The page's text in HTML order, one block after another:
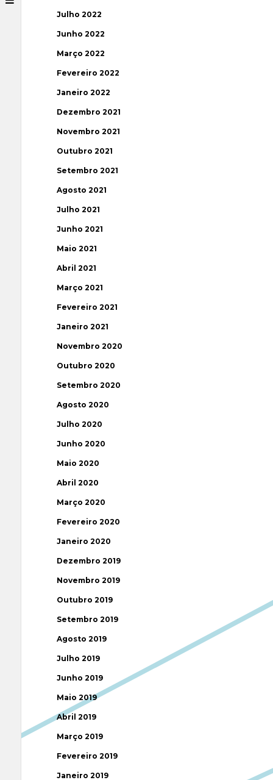
Julho 2022
Junho 2022
Março 2022
Fevereiro 2022
Janeiro 2022
Dezembro 2021
Novembro 2021
Outubro 2021
Setembro 2021
Agosto 2021
Julho 2021
Junho 2021
Maio 2021
Abril 2021
Março 2021
Fevereiro 2021
Janeiro 2021
Novembro 2020
Outubro 2020
Setembro 2020
Agosto 2020
Julho 2020
Junho 2020
Maio 2020
Abril 2020
Março 2020
Fevereiro 2020
Janeiro 2020
Dezembro 2019
Novembro 2019
Outubro 2019
Setembro 2019
Agosto 2019
Julho 2019
Junho 2019
Maio 2019
Abril 2019
Março 2019
Fevereiro 2019
Janeiro 2019